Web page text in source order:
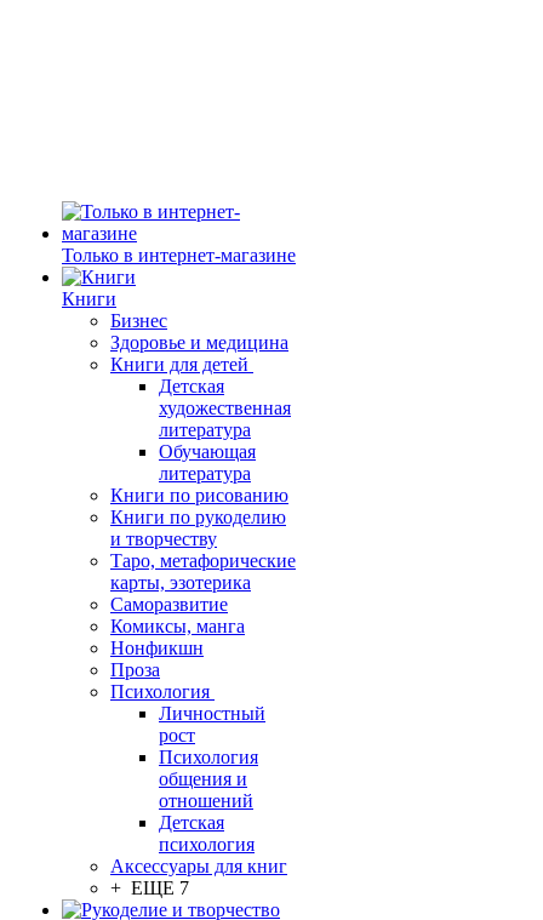
Только в интернет-магазине
Книги
Бизнес
Здоровье и медицина
Книги для детей
Детская
художественная
литература
Обучающая
литература
Книги по рисованию
Книги по рукоделию
и творчеству
Таро, метафорические
карты, эзотерика
Саморазвитие
Комиксы, манга
Нонфикшн
Проза
Психология
Личностный
рост
Психология
общения и
отношений
Детская
психология
Аксессуары для книг
+ ЕЩЕ 7